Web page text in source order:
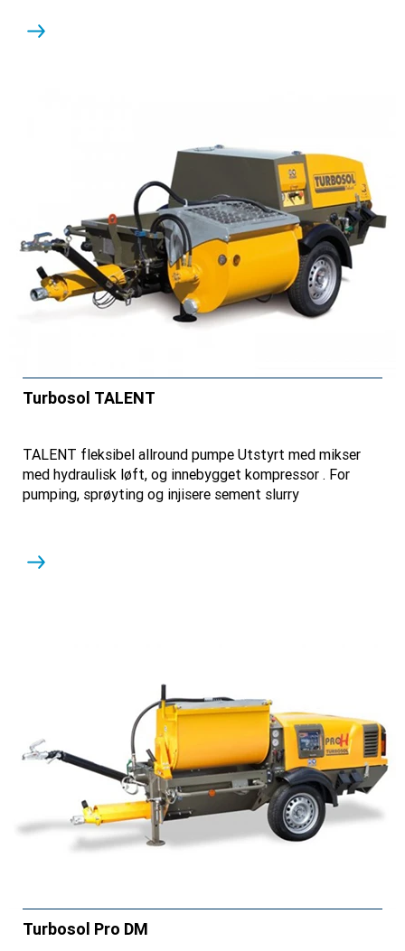
Turbosol TALENT
TALENT fleksibel allround pumpe Utstyrt med mikser
med hydraulisk løft, og innebygget kompressor . For
pumping, sprøyting og injisere sement slurry
Turbosol Pro DM